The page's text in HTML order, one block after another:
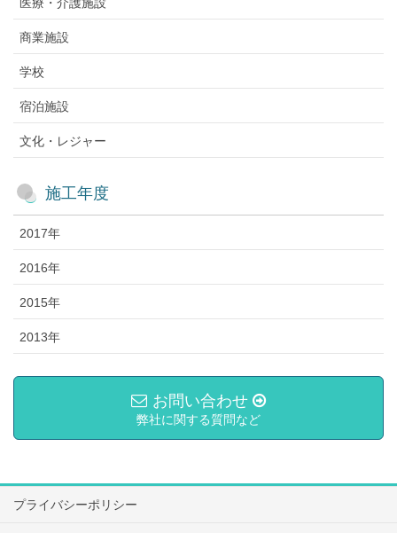
商業施設
学校
宿泊施設
文化・レジャー
施工年度
2017年
2016年
2015年
2013年
お問い合わせ
弊社に関する質問など
プライバシーポリシー